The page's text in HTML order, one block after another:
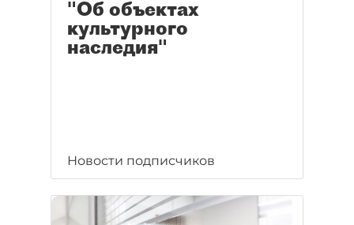
"Об объектах
культурного
наследия"
Новости подписчиков